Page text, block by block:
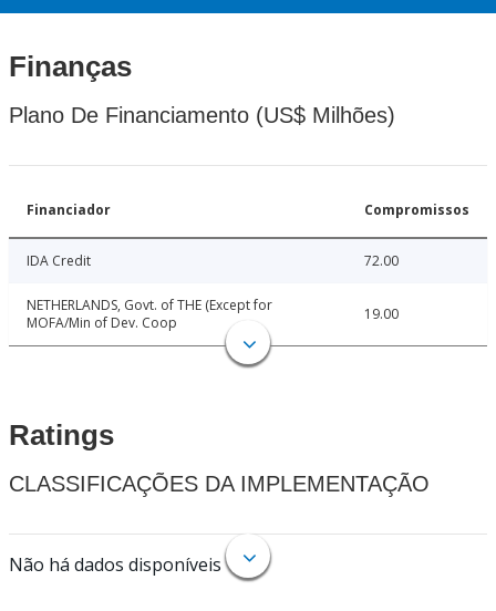
Finanças
Plano De Financiamento (US$ Milhões)
Financiador Compromissos
IDA Credit 72.00
NETHERLANDS, Govt. of THE (Except for
MOFA/Min of Dev. Coop
19.00
Ratings
CLASSIFICAÇÕES DA IMPLEMENTAÇÃO
Não há dados disponíveis